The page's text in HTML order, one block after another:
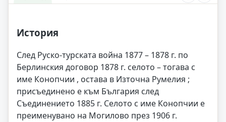
История
След Руско-турската война 1877 – 1878 г. по
Берлинския договор 1878 г. селото – тогава с
име Конопчии , остава в Източна Румелия ;
присъединено е към България след
Съединението 1885 г. Селото с име Конопчии е
преименувано на Могилово през 1906 г.